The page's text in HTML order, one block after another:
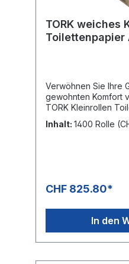
TORK weiches
Toilettenpapier
Verwöhnen Sie Ihre
gewohnten Komfort
TORK Kleinrollen
extra weiche
sein ansprechendes
Leistungs-
Inhalt: 1400 Rolle
CHF 825.80*
In den